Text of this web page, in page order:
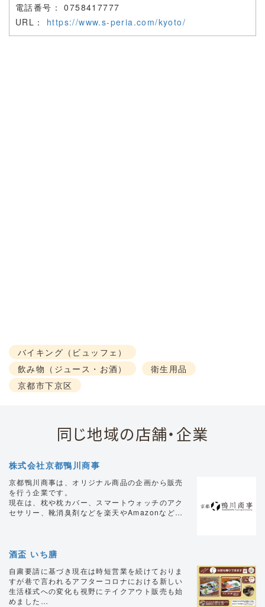
電話番号：0758417777
URL： https://www.s-peria.com/kyoto/
バイキング（ビュッフェ）
飲み物（ジュース・お酒）
衛生用品
京都市下京区
同じ地域の店舗・企業
株式会社京都鴨川商事
京都鴨川商事は、オリジナル商品の企画から販売
を行う企業です。
現在は、枕や枕カバー、スマートウォッチのアク
セサリー、靴消臭剤などを楽天やAmazonなどの
と、デザインや使い心地など様々視点から商品開
酒盃 いち膳
自粛要請に基づき現在は時短営業を続けておりま
すが巷で言われるアフターコロナにおける新しい
生活様式への変化も視野にテイクアウト販売も始
めました